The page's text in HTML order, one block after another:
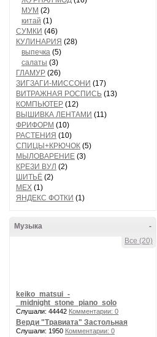
МУМ (2)
китай (1)
СУМКИ (46)
КУЛИНАРИЯ (28)
выпечка (5)
салаты (3)
ГЛАМУР (26)
ЗИГЗАГИ-МИССОНИ (17)
ВИТРАЖНАЯ РОСПИСЬ (13)
КОМПЬЮТЕР (12)
ВЫШИВКА ЛЕНТАМИ (11)
ФРИФОРМ (10)
РАСТЕНИЯ (10)
СПИЦЫ+КРЮЧОК (5)
МЫЛОВАРЕНИЕ (3)
КРЕЗИ ВУЛ (2)
ШИТЬЁ (2)
МЕХ (1)
ЯНДЕКС ФОТКИ (1)
-
Музыка
Все (20)
keiko_matsui_-
_midnight_stone_piano_solo
Слушали: 44442 Комментарии: 0
Верди "Травиата" Застольная
Слушали: 1950 Комментарии: 0